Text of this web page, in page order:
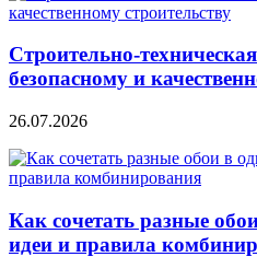
безопасному и
26.07.2026
Как сочетать разные
идеи и правила